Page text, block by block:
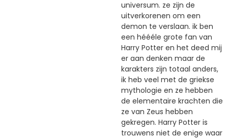
universum. ze zijn de
uitverkorenen om een
demon te verslaan. ik ben
een héééle grote fan van
Harry Potter en het deed mij
er aan denken maar de
karakters zijn totaal anders,
ik heb veel met de griekse
mythologie en ze hebben
de elementaire krachten die
ze van Zeus hebben
gekregen. Harry Potter is
trouwens niet de enige waar